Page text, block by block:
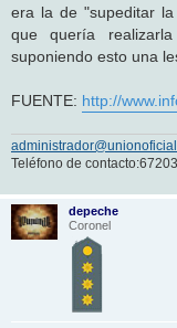
era la de "supeditar
que quería
suponiendo esto una
FUENTE: http://
Teléfono de
depeche
Coronel